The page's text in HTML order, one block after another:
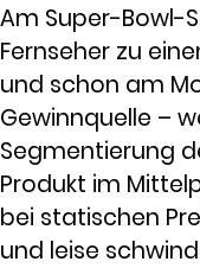
Am Super-Bowl-
Fernseher zu
und schon am
Gewinnquelle –
Segmentierung
Produkt im
bei statischen
und leise